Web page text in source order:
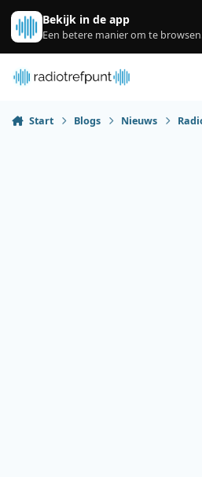
Spring naar bijdragen
Bekijk in de app
Een betere manier om te
Start Blogs Nieuws